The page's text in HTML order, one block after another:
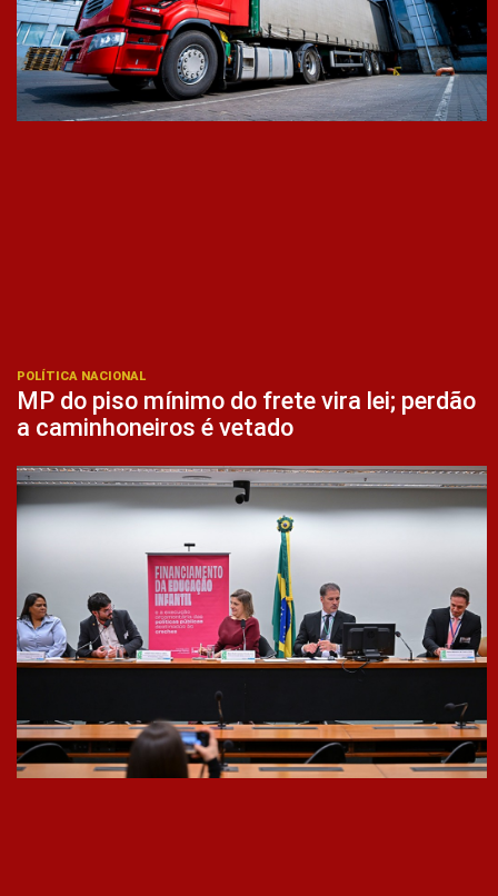
POLÍTICA NACIONAL
MP do piso mínimo do frete vira lei; perdão
a caminhoneiros é vetado